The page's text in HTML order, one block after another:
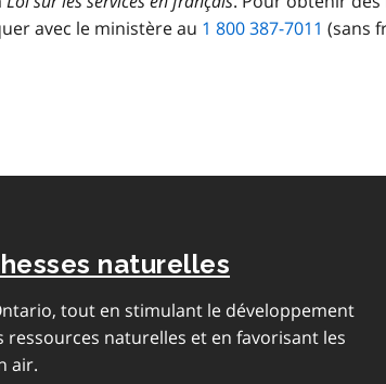
avec le ministère au 1 800 387-7011 (sans
naturelles
tout en stimulant le développement
naturelles et en favorisant les
air.